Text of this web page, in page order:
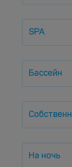
SPA
Бассейн
На ночь